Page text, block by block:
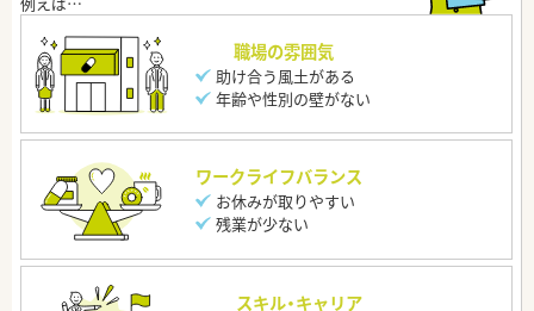
職場の雰囲気
助け合う風土がある
年齢や性別の壁がない
ワークライフバランス
お休みが取りやすい
残業が少ない
スキル・キャリア